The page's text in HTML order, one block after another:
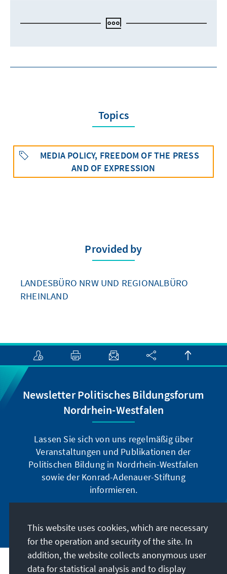
Topics
MEDIA POLICY, FREEDOM OF THE PRESS
AND OF EXPRESSION
Provided by
LANDESBÜRO NRW UND REGIONALBÜRO
RHEINLAND
Newsletter Politisches Bildungsforum
Nordrhein-Westfalen
Lassen Sie sich von uns regelmäßig über
Veranstaltungen und Publikationen der
Politischen Bildung in Nordrhein-Westfalen
sowie der Konrad-Adenauer-Stiftung
informieren.
Address
This website uses cookies, which are necessary
for the operation and security of the site. In
addition, the website collects anonymous user
data for statistical analysis and to display